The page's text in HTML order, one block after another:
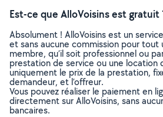
Est-ce que AlloVoisins est gratuit
Absolument ! AlloVoisins est un
et sans aucune commission pour tout
membre, qu’il soit professionnel ou
prestation de service ou une location
uniquement le prix de la prestation,
demandeur, et l’offreur.
Vous pouvez réaliser le paiement en
directement sur AlloVoisins, sans
bancaires.